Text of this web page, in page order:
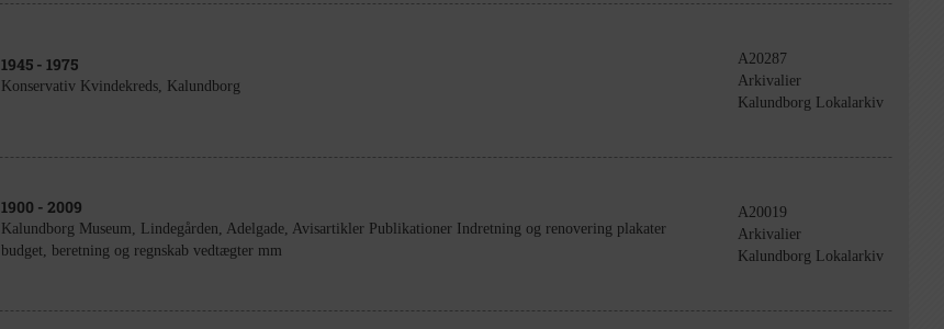
1945 - 1975
Konservativ Kvindekreds, Kalundborg
A20287
Arkivalier
Kalundborg Lokalarkiv
1900 - 2009
Kalundborg Museum, Lindegården, Adelgade, Avisartikler Publikationer Indretning og renovering plakater
budget, beretning og regnskab vedtægter mm
A20019
Arkivalier
Kalundborg Lokalarkiv